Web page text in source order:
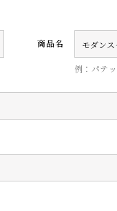
商品名
例：パテ